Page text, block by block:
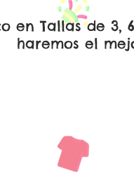
enTallas de 3,
haremos el